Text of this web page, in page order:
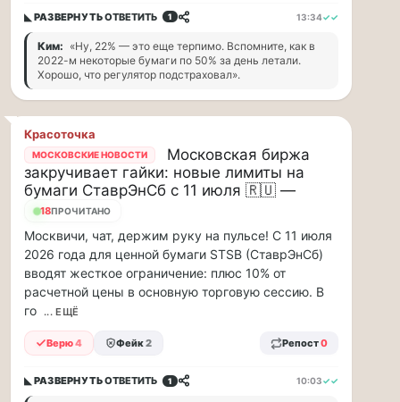
«сердечникам»
можно
находится
на
жаре
не
более
20
минут
Для
людей
с
сердечно-
сосудистыми
заболеваниями
жара
—
это
дополнительная
на
◣ РАЗВЕРНУТЬОТВЕТИТЬ 1 13:34✓✓
Ким: «Ну, 22% — это еще терпимо. Вспомните, как в
2022-м некоторые бумаги по 50% за день летали.
Хорошо, что регулятор подстраховал».
Красоточка
МОСКОВСКИЕ НОВОСТИ
Московская биржа
закручивает гайки: новые лимиты на
бумаги СтаврЭнСб с 11 июля 🇷🇺 —
18ПРОЧИТАНО
Москвичи, чат, держим руку на пульсе! С 11 июля
2026 года для ценной бумаги STSB (СтаврЭнСб)
вводят жесткое ограничение: плюс 10% от
расчетной цены в основную торговую сессию. В
го ... ЕЩЁ
Верю4 Фейк2 Репост0
◣ РАЗВЕРНУТЬОТВЕТИТЬ 1 10:03✓✓